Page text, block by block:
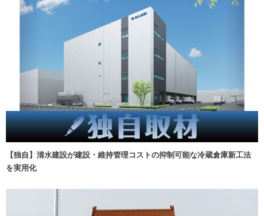
【独自】清水建設が建設・維持管理コストの抑制可能な冷蔵倉庫新工法
を実用化